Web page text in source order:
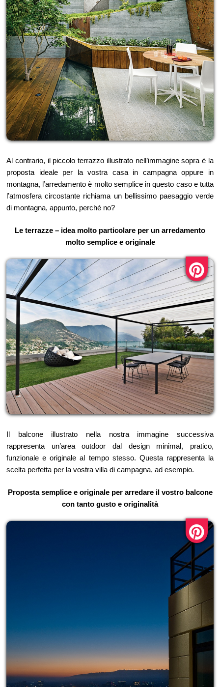
Al contrario, il piccolo terrazzo illustrato nell’immagine sopra è la
proposta ideale per la vostra casa in campagna oppure in
montagna, l’arredamento è molto semplice in questo caso e tutta
l’atmosfera circostante richiama un bellissimo paesaggio verde
di montagna, appunto, perché no?
Le terrazze – idea molto particolare per un arredamento
molto semplice e originale
Il balcone illustrato nella nostra immagine successiva
rappresenta un’area outdoor dal design minimal, pratico,
funzionale e originale al tempo stesso. Questa rappresenta la
scelta perfetta per la vostra villa di campagna, ad esempio.
Proposta semplice e originale per arredare il vostro balcone
con tanto gusto e originalità